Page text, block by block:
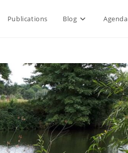
Publications Blog Agenda